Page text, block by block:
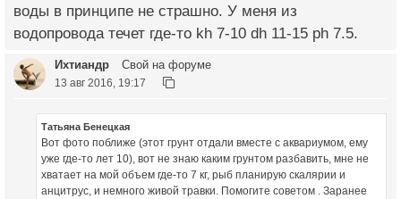
воды в принципе не страшно. У меня из
водопровода течет где-то kh 7-10 dh 11-15 ph 7.5.
Ихтиандр Свой на форуме
13 авг 2016, 19:17
Татьяна Бенецкая
Вот фото поближе (этот грунт отдали вместе с аквариумом, ему
уже где-то лет 10), вот не знаю каким грунтом разбавить, мне не
хватает на мой объем где-то 7 кг, рыб планирую скалярии и
анцитрус, и немного живой травки. Помогите советом . Заранее